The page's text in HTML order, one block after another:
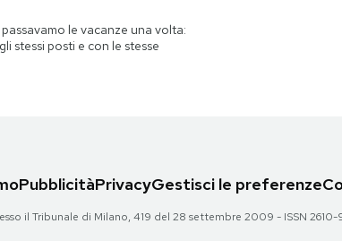
le vacanze una volta:
stessi posti e con le stesse
PubblicitàPrivacyGestisci le preferenze
il Tribunale di Milano, 419 del 28 settembre 2009 - ISSN